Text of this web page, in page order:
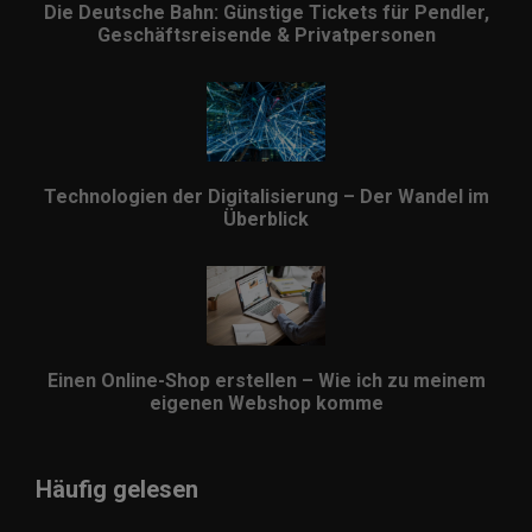
Die Deutsche Bahn: Günstige Tickets für Pendler,
Geschäftsreisende & Privatpersonen
Technologien der Digitalisierung – Der Wandel im
Überblick
Einen Online-Shop erstellen – Wie ich zu meinem
eigenen Webshop komme
Häufig gelesen